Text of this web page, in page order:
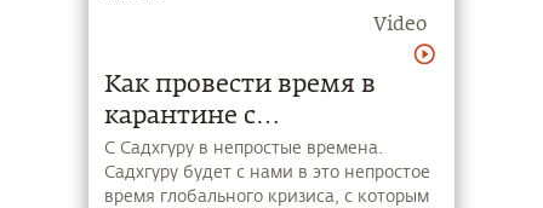
Video
Как провести время в
карантине с
максимальной пользой
С Садхгуру в непростые времена.
Садхгуру будет с нами в это непростое
время глобального кризиса, с которым